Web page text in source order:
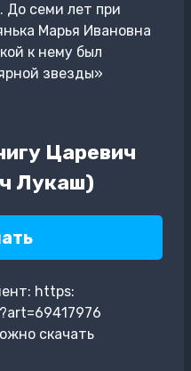
До семи лет при
Марья Ивановна
к нему был
звезды»
Царевич
Лукаш)
https:
скачать